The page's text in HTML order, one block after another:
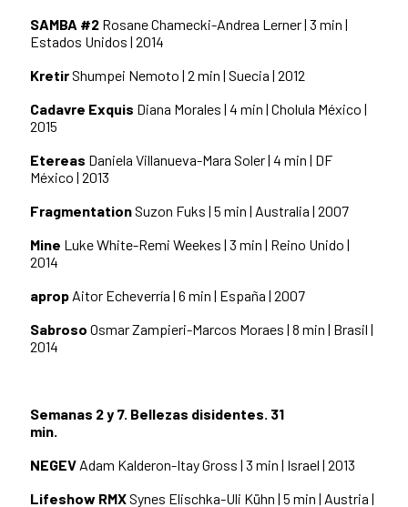
SAMBA #2 Rosane Chamecki-Andrea Lerner | 3 min |
Estados Unidos | 2014
KretirShumpei Nemoto | 2 min | Suecia | 2012
Cadavre Exquis Diana Morales | 4 min | Cholula México |
2015
Etereas Daniela Villanueva-Mara Soler | 4 min | DF
México | 2013
FragmentationSuzon Fuks | 5 min | Australia | 2007
Mine Luke White-Remi Weekes | 3 min | Reino Unido |
2014
aprop Aitor Echeverría | 6 min | España | 2007
Sabroso Osmar Zampieri-Marcos Moraes | 8 min | Brasil |
2014
Semanas 2 y 7. Bellezas disidentes. 31
min.
NEGEV Adam Kalderon-Itay Gross | 3 min | Israel | 2013
Lifeshow RMXSynes Elischka-Uli Kühn | 5 min | Austria |